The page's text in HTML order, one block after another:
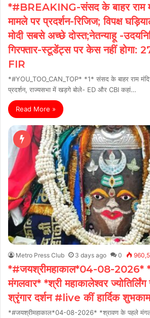
*#BREAKING-संसद के बाहर राम
मामले पर प्रदर्शन-रिजिज; विपक्ष
मोदी सबसे अच्छे दोस्त;नेतन्याहू -
गिरफ्तार-स्टूडेंट्स पर केस नहीं होगा:
FIR
*#YOU_TOO_CAN_TOP* *1* संसद के बाहर राम मंदिर
प्रदर्शन, राज्यसभा में खड़गे बोले- ED और CBI कहां…
Read More »
Metro Press Club 3 days ago 0
*#जयश्रीमहाकाल*04-08-2026*
मंगलवार* *श्री महाकालेश्वर
श्रृंगार दर्शन #live कीं हार्दिक
*#जयश्रीमहाकाल*04-08-2026* *श्रावण के पहले